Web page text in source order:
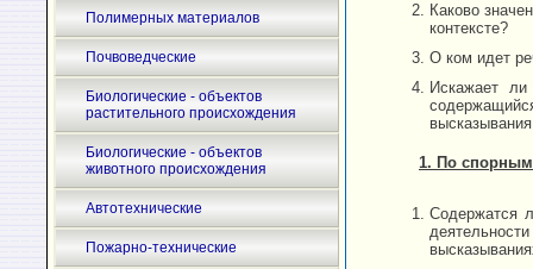
Полимерных материалов
Почвоведческие
Биологические - объектов
растительного происхождения
Биологические - объектов
животного происхождения
Автотехнические
Пожарно-технические
Каково
контексте?
О ком идет
Искажает
1. По спорным
Содержатся